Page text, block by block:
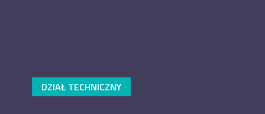
DZIAŁ TECHNICZNY